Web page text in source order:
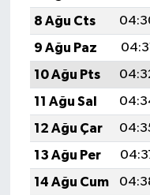
8 Ağu Cts
9 Ağu Paz
10 Ağu Pts
11 Ağu Sal
12 Ağu Çar
13 Ağu Per
14 Ağu Cum